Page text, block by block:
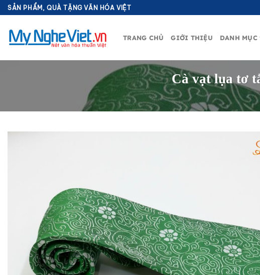
Bỏ
qua
nội
dung
SẢN PHẨM, QUÀ TẶNG VĂN HÓA VIỆT
TRANG CHỦ GIỚI THIỆU DANH MỤC
Cà vạt lụa tơ